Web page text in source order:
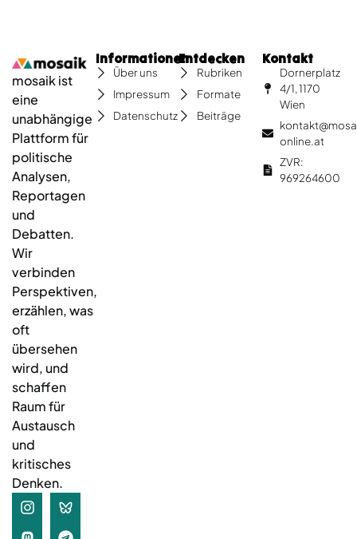
mosaik ist
eine
unabhängige
Plattform für
politische
Analysen,
Reportagen
und
Debatten.
Wir
verbinden
Perspektiven,
erzählen, was
oft
übersehen
wird, und
schaffen
Raum für
Austausch
und
kritisches
Denken.
Informationen
Über uns
Impressum
Datenschutz
Entdecken
Rubriken
Formate
Beiträge
Kontakt
Dornerplatz
4/1, 1170
Wien
online.at
ZVR:
969264600